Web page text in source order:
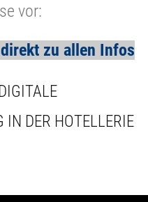
vor:
zu allen Infos
IN DER HOTELLERIE